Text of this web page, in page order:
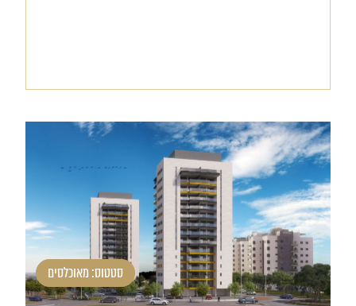
סטטוס: מאוכלסים